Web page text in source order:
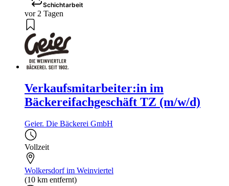
Schichtarbeit
vor 2 Tagen
Verkaufsmitarbeiter:in im
Bäckereifachgeschäft TZ (m/w/d)
Geier. Die Bäckerei GmbH
Vollzeit
Wolkersdorf im Weinviertel
(10 km entfernt)